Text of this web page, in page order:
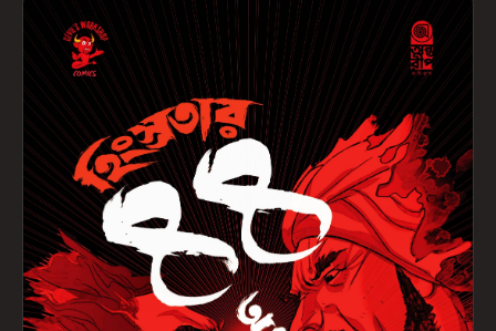
🍪 সাইটটি চালু রাখতে কিছু প্রয়োজনীয় কুকি ব্যবহার হয়। আপনি রাজি থাকলে আমরা বিজ্ঞাপন ও
পরিসংখ্যানের কুকিও ব্যবহার করব, যাতে বুঝতে পারি কোন বই আপনাদের কাজে লাগছে।প্রাইভেসি নীতি
শুধু প্রয়োজনীয় সব ঠিক আছে
সাহায্য?